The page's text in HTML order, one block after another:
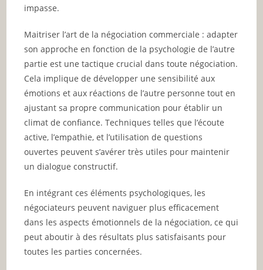
impasse.
Maitriser l’art de la négociation commerciale : adapter
son approche en fonction de la psychologie de l’autre
partie est une tactique crucial dans toute négociation.
Cela implique de développer une sensibilité aux
émotions et aux réactions de l’autre personne tout en
ajustant sa propre communication pour établir un
climat de confiance. Techniques telles que l’écoute
active, l’empathie, et l’utilisation de questions
ouvertes peuvent s’avérer très utiles pour maintenir
un dialogue constructif.
En intégrant ces éléments psychologiques, les
négociateurs peuvent naviguer plus efficacement
dans les aspects émotionnels de la négociation, ce qui
peut aboutir à des résultats plus satisfaisants pour
toutes les parties concernées.